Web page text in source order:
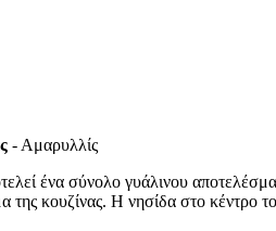
- Αμαρυλλίς
ένα σύνολο γυάλινου
της κουζίνας. Η νησίδα στο κέντρο